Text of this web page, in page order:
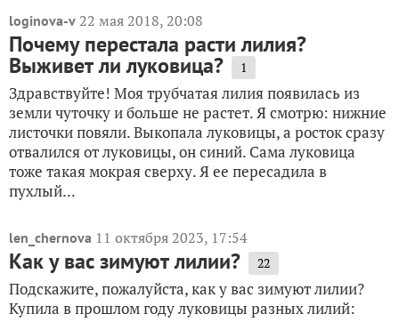
loginova-v 22 мая 2018, 20:08
Почему перестала расти лилия?
Выживет ли луковица? 1
Здравствуйте! Моя трубчатая лилия появилась из
земли чуточку и больше не растет. Я смотрю: нижние
листочки повяли. Выкопала луковицы, а росток сразу
отвалился от луковицы, он синий. Сама луковица
тоже такая мокрая сверху. Я ее пересадила в
пухлый...
len_chernova 11 октября 2023, 17:54
Как у вас зимуют лилии? 22
Подскажите, пожалуйста, как у вас зимуют лилии?
Купила в прошлом году луковицы разных лилий: